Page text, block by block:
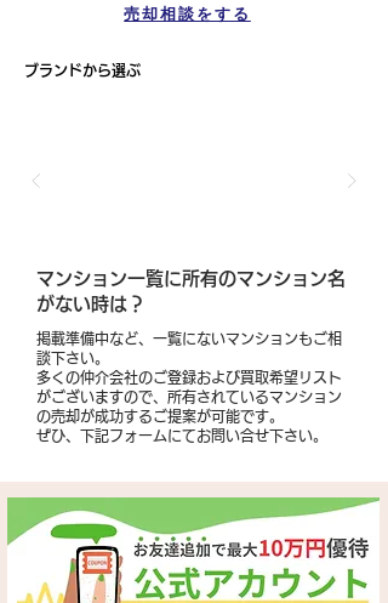
売却相談をする
ブランドから選ぶ
​マンション一覧に所有のマンション名
がない時は？
掲載準備中など、一覧にないマンションもご相
談下さい。
多くの仲介会社のご登録および買取希望リスト
がございますので、所有されているマンション
の売却が成功するご提案が可能です。
​ぜひ、下記フォームにてお問い合せ下さい。